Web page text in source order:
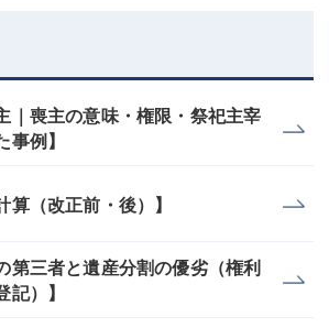
｜喪主の意味・権限・祭祀主宰
例】
算（改正前・後）】
第三者と遺産分割の優劣（権利
）】